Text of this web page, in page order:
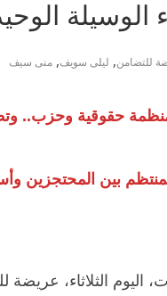
للتضامن, ليلى سويف, منى سيف
أكثر من 300 شخصية ومنظمة
بين المحتجزين
الثلاثاء، عريضة